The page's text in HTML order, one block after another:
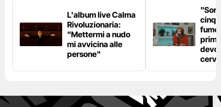
L'album live Calma
Rivoluzionaria:
"Mettermi a nudo
mi avvicina alle
persone"
fumo
devo